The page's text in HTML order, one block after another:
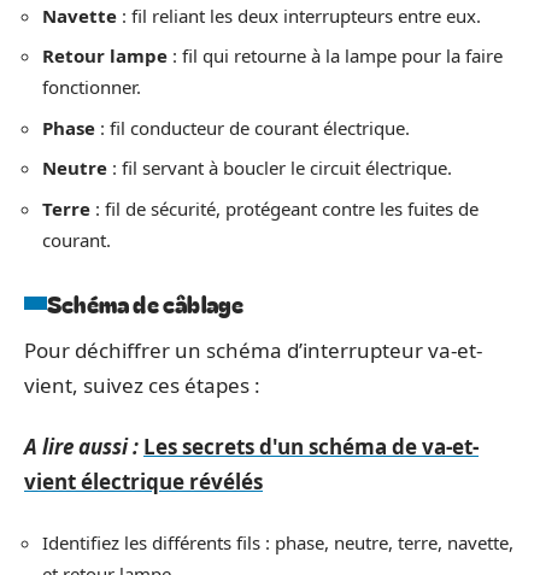
Navette : fil reliant les deux interrupteurs entre eux.
Retour lampe : fil qui retourne à la lampe pour la faire
fonctionner.
Phase : fil conducteur de courant électrique.
Neutre : fil servant à boucler le circuit électrique.
Terre : fil de sécurité, protégeant contre les fuites de
courant.
Schéma de câblage
Pour déchiffrer un schéma d’interrupteur va-et-
vient, suivez ces étapes :
A lire aussi : Les secrets d'un schéma de va-et-
vient électrique révélés
Identifiez les différents fils : phase, neutre, terre, navette,